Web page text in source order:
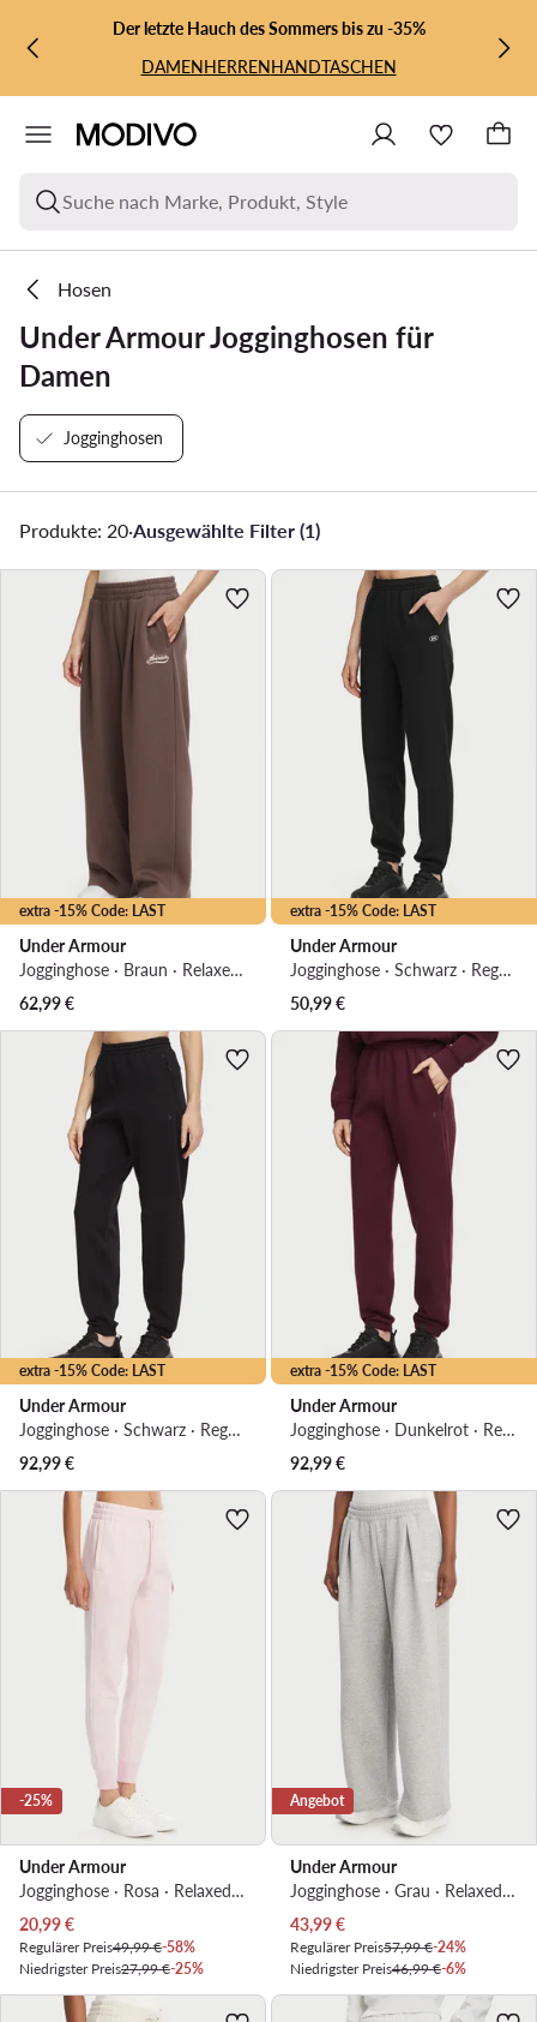
ZUM HAUPTINHALT SPRINGEN
ZUR SUCHEDer letzte Hauch des Sommers bis zu -35%
DAMENHERRENHANDTASCHEN
Suche nach Marke, Produkt, Style
Hosen
Under Armour Jogginghosen für
Damen
Jogginghosen
Produkte: 20·Ausgewählte Filter (1)
extra -15% Code: LAST
Under Armour
Jogginghose · Braun · Relaxed Fit
62,99€
extra -15% Code: LAST
Under Armour
Jogginghose · Schwarz · Regular Fit
50,99€
extra -15% Code: LAST
Under Armour
Jogginghose · Schwarz · Regular Fit
92,99€
extra -15% Code: LAST
Under Armour
Jogginghose · Dunkelrot · Regular Fit
92,99€
-25%
Under Armour
Jogginghose · Rosa · Relaxed Fit
Aktueller Preis
20,99€
Regulärer Preis49,99 €-58%
Niedrigster Preis27,99 €-25%
Angebot
Under Armour
Jogginghose · Grau · Relaxed Fit
Aktueller Preis
43,99€
Regulärer Preis57,99 €-24%
Niedrigster Preis46,99 €-6%